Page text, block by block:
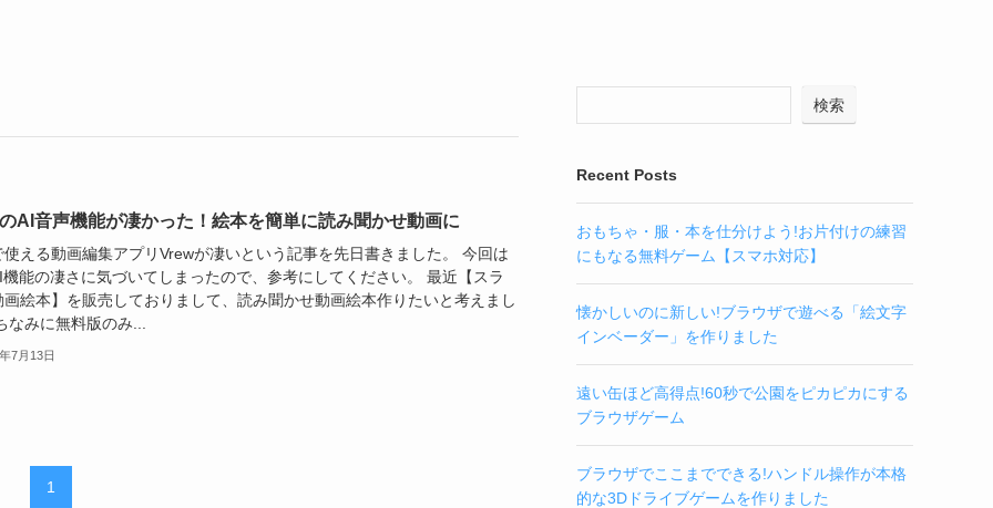
AI音声機能が凄かった！絵本を簡単に読み聞かせ動画に
使える動画編集アプリVrewが凄いという記事を先日書きました。 今回は
能の凄さに気づいてしまったので、参考にしてください。 最近【スラ
画絵本】を販売しておりまして、読み聞かせ動画絵本作りたいと考えまし
なみに無料版のみ...
7月13日
1
検索
Recent Posts
おもちゃ・服・本を仕分けよう!お片付けの練習
にもなる無料ゲーム【スマホ対応】
懐かしいのに新しい!ブラウザで遊べる「絵文字
インベーダー」を作りました
遠い缶ほど高得点!60秒で公園をピカピカにする
ブラウザゲーム
ブラウザでここまでできる!ハンドル操作が本格
的な3Dドライブゲームを作りました